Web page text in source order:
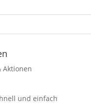
Aktionen
und einfach